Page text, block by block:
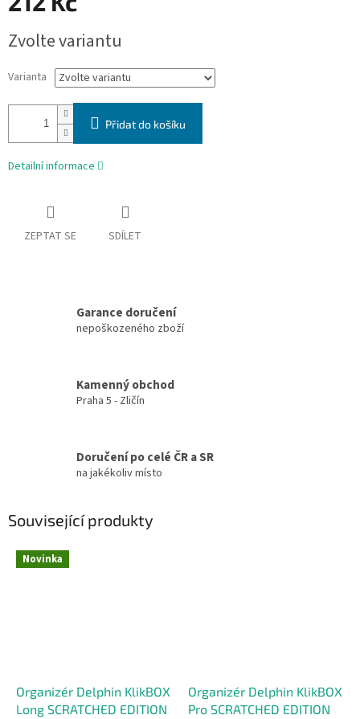
cena:
Zvolte variantu
Varianta
Přidat do košíku
Detailní informace
ZEPTAT SE SDÍLET
Garance doručení
nepoškozeného zboží
Kamenný obchod
Praha 5 - Zličín
Doručení po celé ČR a SR
na jakékoliv místo
Související produkty
Novinka
Organizér Delphin KlikBOX
Long SCRATCHED EDITION
Organizér Delphin KlikBOX
Pro SCRATCHED EDITION